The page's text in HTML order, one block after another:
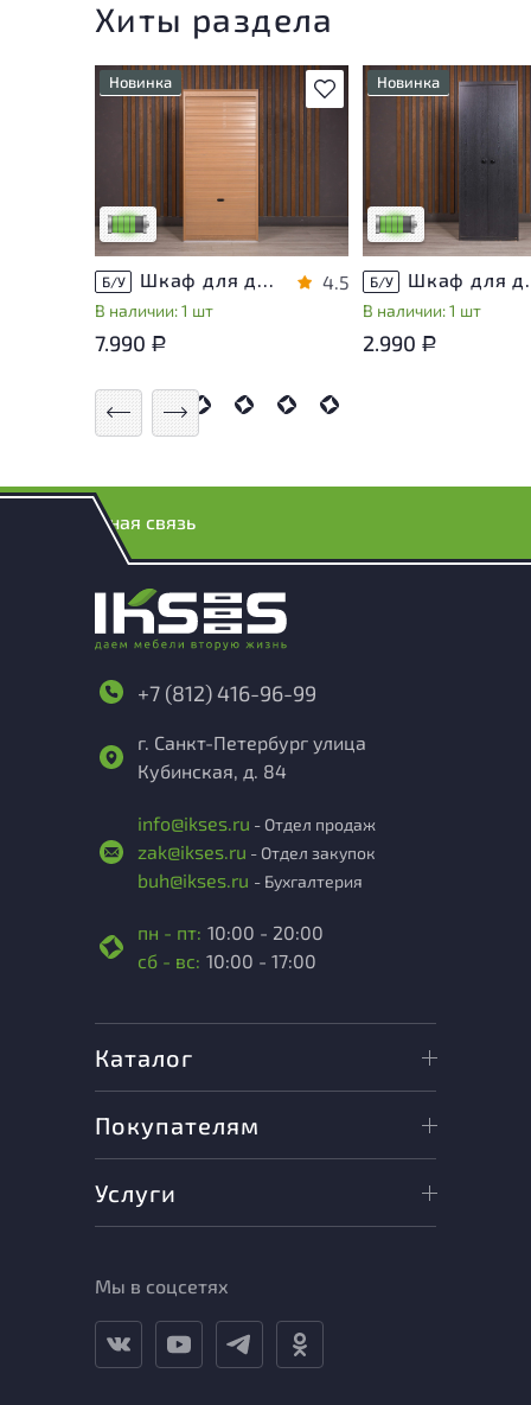
Хиты раздела
В избранное
Новинка
У товара присутствуют
незначительные следы
эксплуатации, не влияющие
Низкая степень износа
Б/У Шкаф для документов ДСП Клен Россия
В наличии: 1 шт
4.5
7.990 Р
Новинка
У товара
незначительные
эксплуатации, не
на удобство его
Низкая степень
Б/У Шкаф
В наличии: 1 шт
2.990 Р
Обратная связь
+7 (812) 416-96-99
г. Санкт-Петербург улица
Кубинская, д. 84
info@ikses.ru - Отдел продаж
zak@ikses.ru - Отдел закупок
buh@ikses.ru - Бухгалтерия
пн - пт: 10:00 - 20:00
сб - вс: 10:00 - 17:00
Каталог
Покупателям
Услуги
Мы в соцсетях